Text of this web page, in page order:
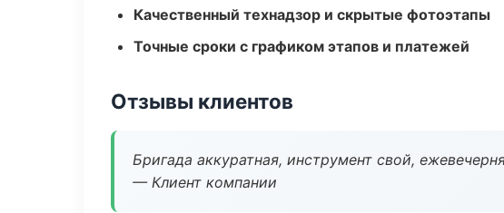
Качественный технадзор и скрытые фотоэтапы
Точные сроки с графиком этапов и платежей
Отзывы клиентов
Бригада аккуратная, инструмент свой,
— Клиент компании